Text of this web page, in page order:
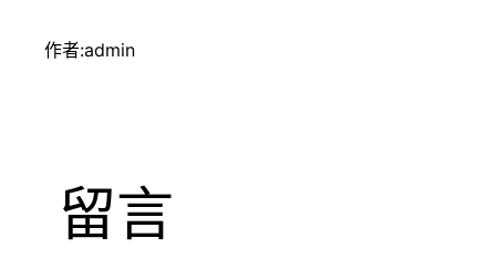
作者:admin
留言